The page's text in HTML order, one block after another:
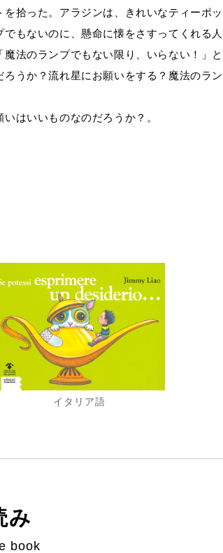
拾った。アラジンは、きれいなティーポ
もないのに、懸命に懐をさすってくれる
法のランプでもない限り、いらない！」と
うか？流れ星にお願いをする？魔法のラ
はいいものなのだろうか？。
イタリア語
み
book